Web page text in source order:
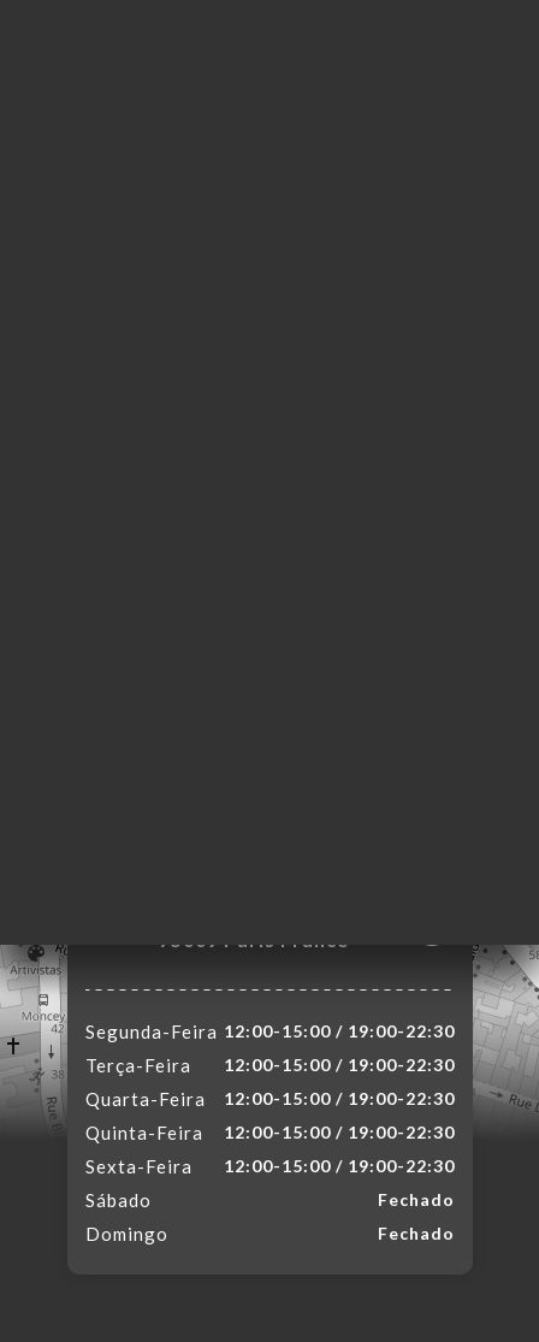
75009 Paris France
Segunda-Feira 12:00-15:00 / 19:00-22:30
Terça-Feira 12:00-15:00 / 19:00-22:30
Quarta-Feira 12:00-15:00 / 19:00-22:30
Quinta-Feira 12:00-15:00 / 19:00-22:30
Sexta-Feira 12:00-15:00 / 19:00-22:30
Sábado Fechado
Domingo Fechado